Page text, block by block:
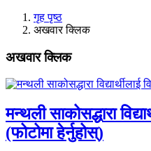
गृह पृष्ठ
अखवार क्लिक
अखवार क्लिक
मन्थली साकोसद्धारा
(फोटोमा हेर्नुहोस्)